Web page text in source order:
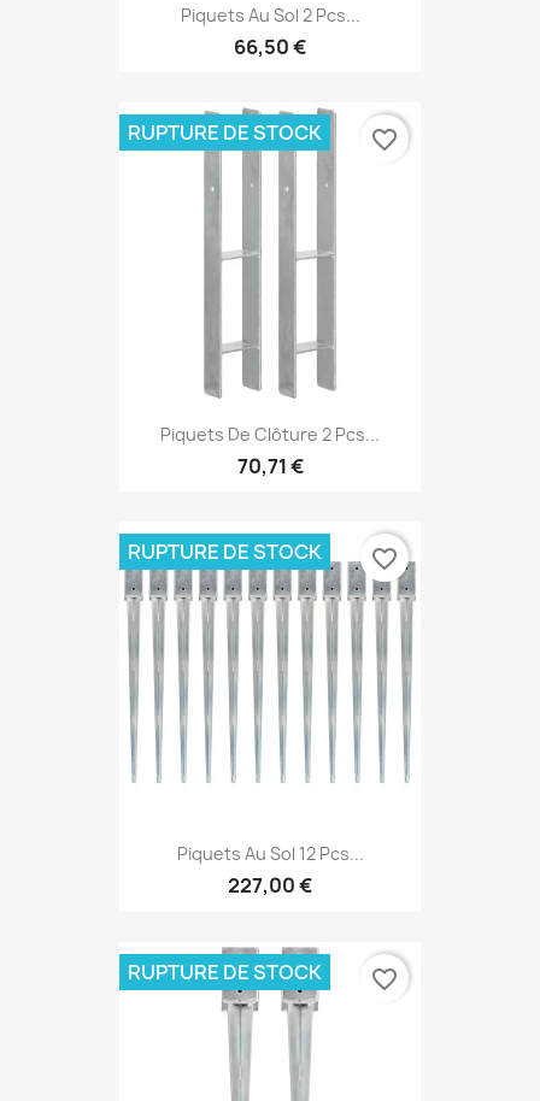
Piquets Au Sol 2 Pcs...
66,50 €
Piquets De Clôture 2 Pcs...
70,71 €
RUPTURE DE STOCK favorite_border
Piquets Au Sol 12 Pcs...
227,00 €
RUPTURE DE STOCK favorite_border
RUPTURE DE STOCK favorite_border